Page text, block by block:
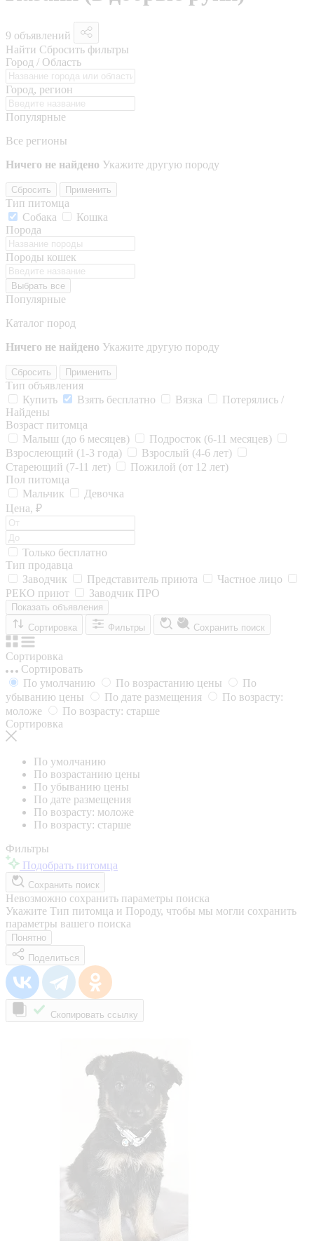
9 объявлений
Найти Сбросить фильтры
Город / Область
Город, регион
Популярные
Все регионы
Ничего не найдено Укажите другую породу
Сбросить Применить
Тип питомца
Собака
Кошка
Порода
Породы кошек
Выбрать все
Популярные
Каталог пород
Ничего не найдено Укажите другую породу
Сбросить Применить
Тип объявления
Купить
Взять бесплатно Вязка
Потерялись /
Найдены
Возраст питомца
Малыш (до 6 месяцев)
Подросток (6-11 месяцев)
Взрослеющий (1-3 года)
Взрослый (4-6 лет)
Стареющий (7-11 лет)
Пожилой (от 12 лет)
Пол питомца
Мальчик
Девочка
Цена, ₽
Только бесплатно
Тип продавца
Заводчик
Представитель приюта
Частное лицо
РЕКО приют
Заводчик ПРО
Показать объявления
Сортировка
Фильтры Сохранить поиск
Сортировка
Сортировать
По умолчанию
По возрастанию цены
По
убыванию цены
По дате размещения
По возрасту:
моложе
По возрасту: старше
Сортировка
По умолчанию
По возрастанию цены
По убыванию цены
По дате размещения
По возрасту: моложе
По возрасту: старше
Фильтры
Подобрать питомца
Сохранить поиск
Невозможно сохранить параметры поиска
Укажите Тип питомца и Породу, чтобы мы могли сохранить
параметры вашего поиска
Понятно
Поделиться
Скопировать ссылку